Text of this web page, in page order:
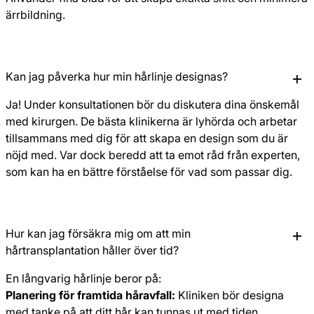
ärrbildning.
Kan jag påverka hur min hårlinje designas?
Ja! Under konsultationen bör du diskutera dina önskemål
med kirurgen. De bästa klinikerna är lyhörda och arbetar
tillsammans med dig för att skapa en design som du är
nöjd med. Var dock beredd att ta emot råd från experten,
som kan ha en bättre förståelse för vad som passar dig.
Hur kan jag försäkra mig om att min
hårtransplantation håller över tid?
En långvarig hårlinje beror på:
Planering för framtida håravfall: Kliniken bör designa